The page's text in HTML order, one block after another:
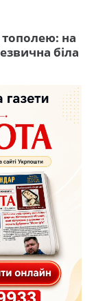
тополею: на
біла